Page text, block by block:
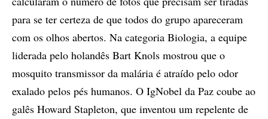
para se ter certeza de que todos do grupo apareceram
com os olhos abertos. Na categoria Biologia, a equipe
liderada pelo holandês Bart Knols mostrou que o
mosquito transmissor da malária é atraído pelo odor
exalado pelos pés humanos. O IgNobel da Paz coube ao
galês Howard Stapleton, que inventou um repelente de